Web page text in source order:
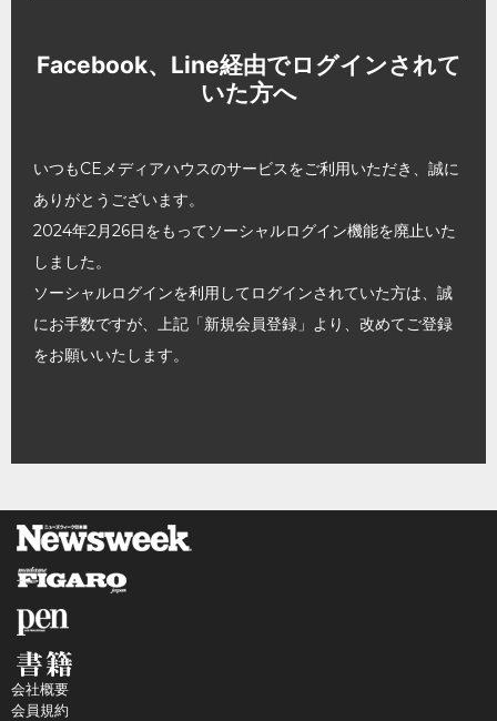
Facebook、Line経由でログインされて
いた方へ
いつもCEメディアハウスのサービスをご利用いただき、誠に
ありがとうございます。
2024年2月26日をもってソーシャルログイン機能を廃止いた
しました。
ソーシャルログインを利用してログインされていた方は、誠
にお手数ですが、上記「新規会員登録」より、改めてご登録
をお願いいたします。
会社概要
会員規約